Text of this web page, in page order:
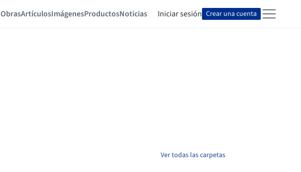
ObrasArtículosImágenesProductosNoticias Iniciar sesión Crear una cuenta
Ver todas las carpetas